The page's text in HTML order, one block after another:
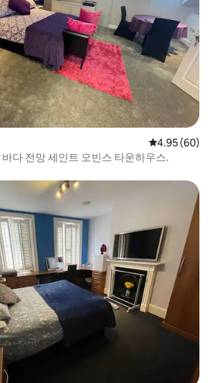
평점 4.95점(5
4.95 (60)
다 전망 세인트 오빈스 타운하우스.